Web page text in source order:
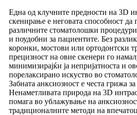
Една од клучните предности на 3D
скенирање е неговата способност да
различните стоматолошки
и поудобни за пациентите. Без
коронки, мостови или ортодонтски
прецизност на овие скенери го
минимизирајќи ја непријатноста и
порелаксирано искуство во
Забната анксиозност е честа грижа
Ненаметливата природа на 3D
помага во ублажување на
традиционалните методи на